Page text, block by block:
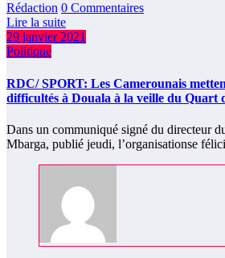
Rédaction 0 Commentaires
Lire la suite
29 janvier 2021
Politique
RDC/ SPORT: Les Camerounais
difficultés à Douala à la veille du Quart
Dans un communiqué signé du directeur
Mbarga, publié jeudi, l’organisationse